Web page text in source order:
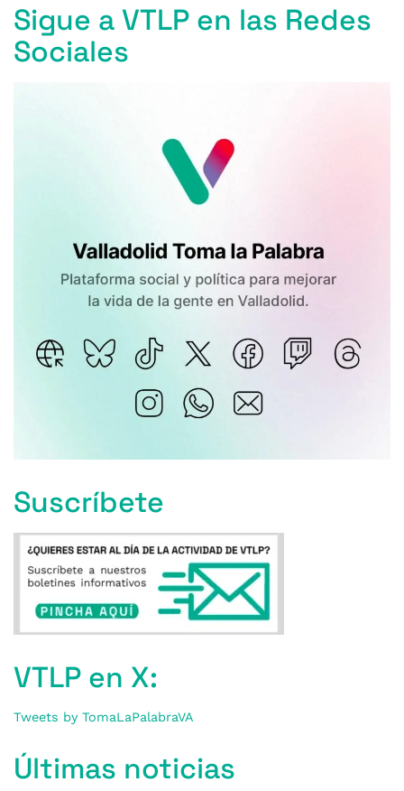
Sigue a VTLP en las Redes
Sociales
Suscríbete
VTLP en X:
Tweets by TomaLaPalabraVA
Últimas noticias